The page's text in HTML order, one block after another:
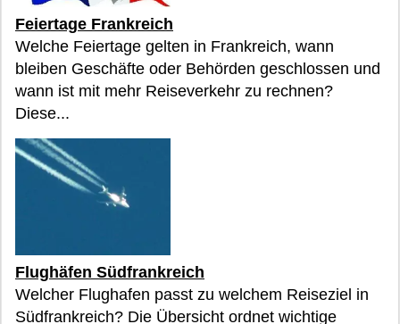
Feiertage Frankreich
Welche Feiertage gelten in Frankreich, wann
bleiben Geschäfte oder Behörden geschlossen und
wann ist mit mehr Reiseverkehr zu rechnen?
Diese...
Flughäfen Südfrankreich
Welcher Flughafen passt zu welchem Reiseziel in
Südfrankreich? Die Übersicht ordnet wichtige